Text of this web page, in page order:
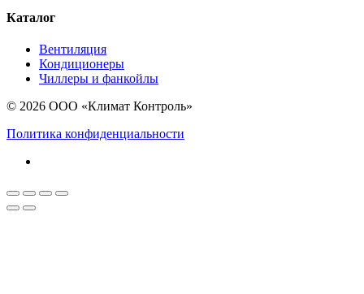
Каталог
Вентиляция
Кондиционеры
Чиллеры и фанкойлы
© 2026 ООО «Климат Контроль»
Политика конфиденциальности